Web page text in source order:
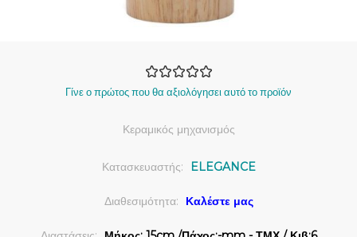
Γίνε ο πρώτος που θα αξιολόγησει αυτό το προϊόν
Κεραμικός μηχανισμός
Κατασκευαστής: ELEGANCE
Διαθεσιμότητα: Καλέστε μας